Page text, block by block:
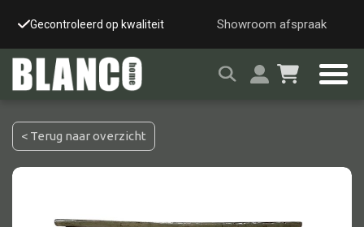
Gecontroleerd op kwaliteit Snelle & veilige
Showroom afspraak
Salontafel
< Terug naar overzicht